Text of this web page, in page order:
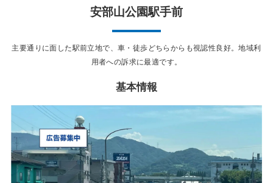
安部山公園駅手前
主要通りに面した駅前立地で、車・徒歩どちらからも視認性良好。地域利
用者への訴求に最適です。
基本情報